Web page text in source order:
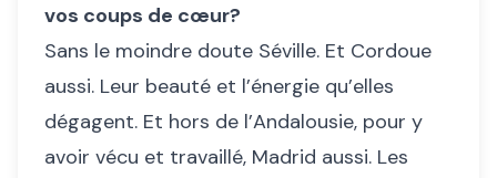
vos coups de cœur?
Sans le moindre doute Séville. Et Cordoue
aussi. Leur beauté et l’énergie qu’elles
dégagent. Et hors de l’Andalousie, pour y
avoir vécu et travaillé, Madrid aussi. Les